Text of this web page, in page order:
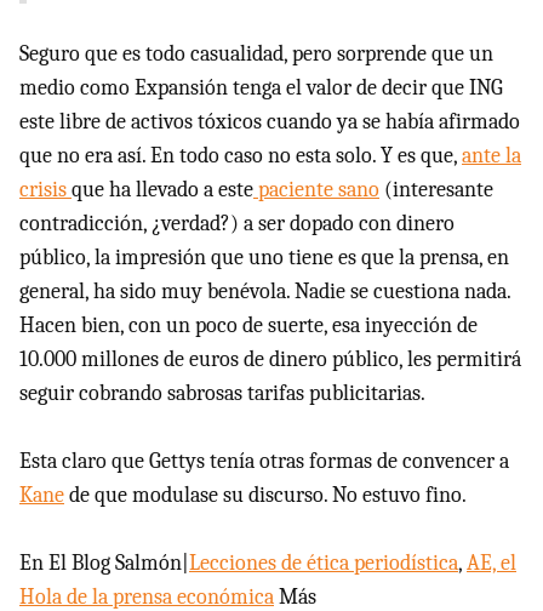
Seguro que es todo casualidad, pero sorprende que un
medio como Expansión tenga el valor de decir que ING
este libre de activos tóxicos cuando ya se había afirmado
que no era así. En todo caso no esta solo. Y es que,ante la
crisisque ha llevado a estepaciente sano (interesante
contradicción, ¿verdad?) a ser dopado con dinero
público, la impresión que uno tiene es que la prensa, en
general, ha sido muy benévola. Nadie se cuestiona nada.
Hacen bien, con un poco de suerte, esa inyección de
10.000 millones de euros de dinero público, les permitirá
seguir cobrando sabrosas tarifas publicitarias.
Esta claro que Gettys tenía otras formas de convencer a
Kanede que modulase su discurso. No estuvo fino.
En El Blog Salmón| Lecciones de ética periodística,AE, el
Hola de la prensa económicaMás